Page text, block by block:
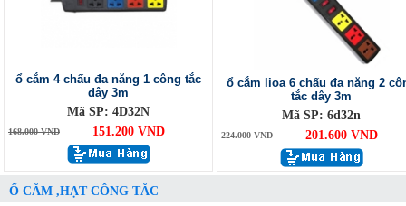
ổ cắm 4 chấu đa năng 1 công tắc
dây 3m
Mã SP: 4D32N
168.000 VND 151.200 VND
ổ cắm lioa 6 chấu đa năng 2
tắc dây 3m
Mã SP: 6d32n
224.000 VND 201.600 VND
Ổ CẮM ,HẠT CÔNG TẮC